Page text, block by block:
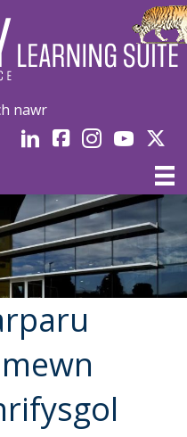
nawr
LinkedInfacebookInstagramYouTube